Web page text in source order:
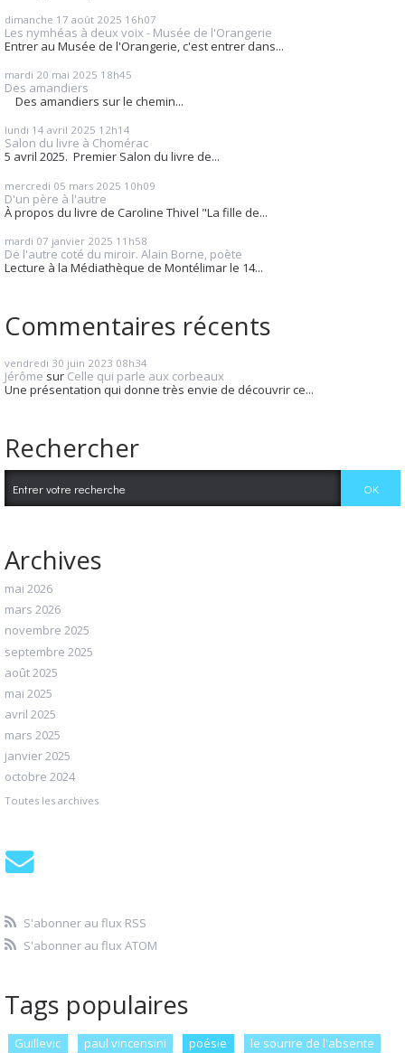
dimanche 17 août 2025 16h07
Les nymhéas à deux voix - Musée de l'Orangerie
Entrer au Musée de l'Orangerie, c'est entrer dans...
mardi 20 mai 2025 18h45
Des amandiers
Des amandiers sur le chemin...
lundi 14 avril 2025 12h14
Salon du livre à Chomérac
5 avril 2025. Premier Salon du livre de...
mercredi 05 mars 2025 10h09
D'un père à l'autre
À propos du livre de Caroline Thivel "La fille de...
mardi 07 janvier 2025 11h58
De l'autre coté du miroir. Alain Borne, poète
Lecture à la Médiathèque de Montélimar le 14...
Commentaires récents
vendredi 30 juin 2023 08h34
Jérôme sur Celle qui parle aux corbeaux
Une présentation qui donne très envie de découvrir ce...
Rechercher
Archives
mai 2026
mars 2026
novembre 2025
septembre 2025
août 2025
mai 2025
avril 2025
mars 2025
janvier 2025
octobre 2024
Toutes les archives
S'abonner au flux RSS
S'abonner au flux ATOM
Tags populaires
Guillevic paul vincensini poésie
le sourire de l'absente